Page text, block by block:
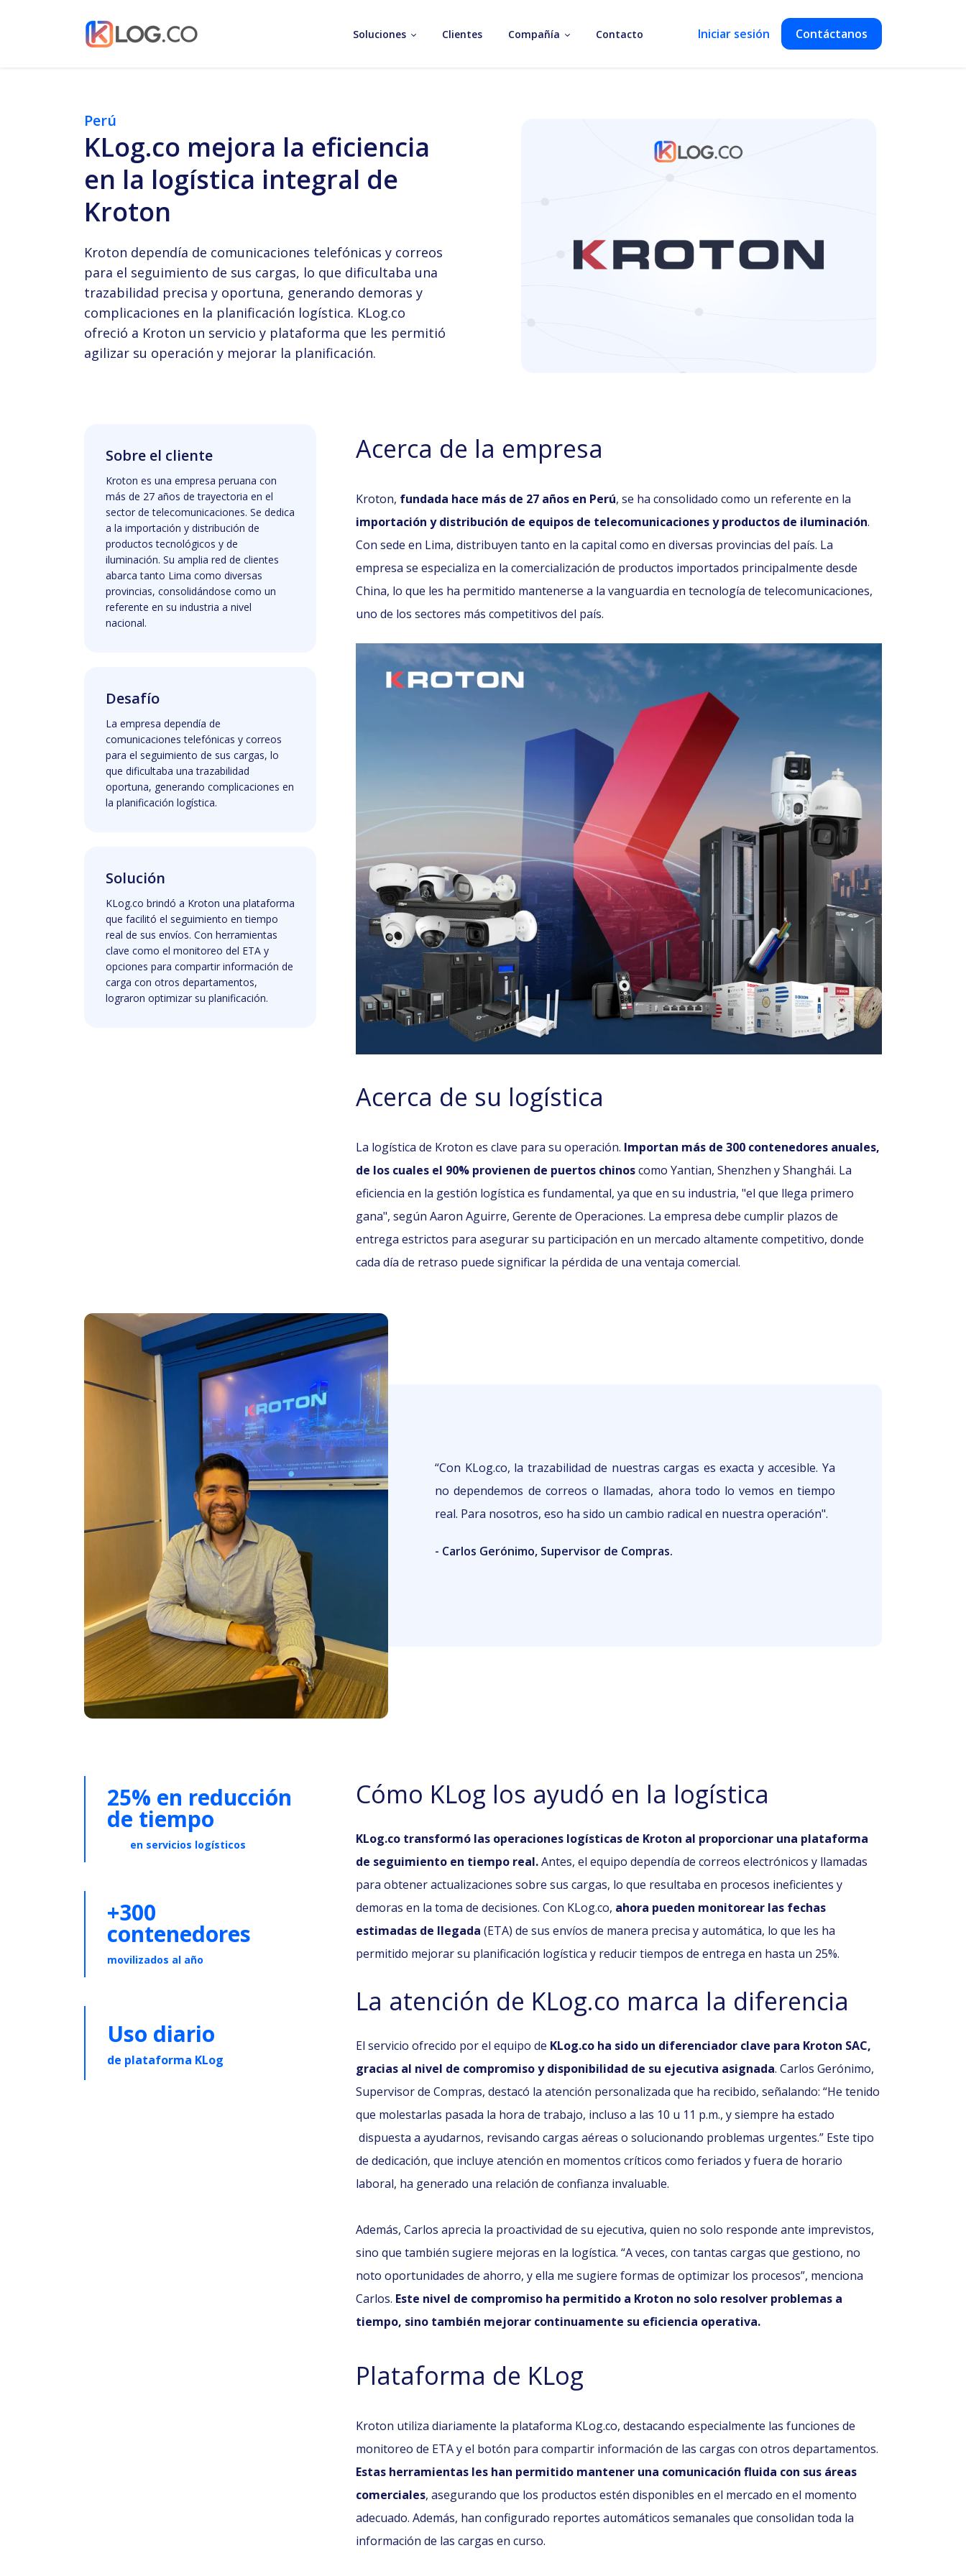
Soluciones Clientes Compañía Contacto Iniciar sesión Contáctanos
Perú
KLog.co mejora la eficiencia
en la logística integral de
Kroton
Kroton dependía de comunicaciones telefónicas y correos
para el seguimiento de sus cargas, lo que dificultaba una
trazabilidad precisa y oportuna, generando demoras y
complicaciones en la planificación logística. KLog.co
ofreció a Kroton un servicio y plataforma que les permitió
agilizar su operación y mejorar la planificación.
Sobre el cliente
Kroton es una empresa peruana con
más de 27 años de trayectoria en el
sector de telecomunicaciones. Se dedica
a la importación y distribución de
productos tecnológicos y de
iluminación. Su amplia red de clientes
abarca tanto Lima como diversas
provincias, consolidándose como un
referente en su industria a nivel
nacional.
Desafío
La empresa dependía de
comunicaciones telefónicas y correos
para el seguimiento de sus cargas, lo
que dificultaba una trazabilidad
oportuna, generando complicaciones en
la planificación logística.
Solución
KLog.co brindó a Kroton una plataforma
que facilitó el seguimiento en tiempo
real de sus envíos. Con herramientas
clave como el monitoreo del ETA y
opciones para compartir información de
carga con otros departamentos,
lograron optimizar su planificación.
Acerca de la empresa
Kroton, fundada hace más de 27 años en Perú, se ha consolidado como un referente en la
importación y distribución de equipos de telecomunicaciones y productos de iluminación.
Con sede en Lima, distribuyen tanto en la capital como en diversas provincias del país. La
empresa se especializa en la comercialización de productos importados principalmente desde
China, lo que les ha permitido mantenerse a la vanguardia en tecnología de telecomunicaciones,
uno de los sectores más competitivos del país.
Acerca de su logística
La logística de Kroton es clave para su operación. Importan más de 300 contenedores anuales,
de los cuales el 90% provienen de puertos chinoscomo Yantian, Shenzhen y Shanghái. La
eficiencia en la gestión logística es fundamental, ya que en su industria, "el que llega primero
gana", según Aaron Aguirre, Gerente de Operaciones. La empresa debe cumplir plazos de
entrega estrictos para asegurar su participación en un mercado altamente competitivo, donde
cada día de retraso puede significar la pérdida de una ventaja comercial.
“Con KLog.co, la trazabilidad de nuestras cargas es exacta y accesible. Ya
no dependemos de correos o llamadas, ahora todo lo vemos en tiempo
real. Para nosotros, eso ha sido un cambio radical en nuestra operación".
- Carlos Gerónimo, Supervisor de Compras.
25% en reducción
de tiempo
en servicios logísticos
+300
contenedores
movilizados al año
Uso diario
de plataforma KLog
Cómo KLog los ayudó en la logística
KLog.co transformó las operaciones logísticas de Kroton al proporcionar una plataforma
de seguimiento en tiempo real.Antes, el equipo dependía de correos electrónicos y llamadas
para obtener actualizaciones sobre sus cargas, lo que resultaba en procesos ineficientes y
demoras en la toma de decisiones. Con KLog.co, ahora pueden monitorear las fechas
estimadas de llegada (ETA) de sus envíos de manera precisa y automática, lo que les ha
permitido mejorar su planificación logística y reducir tiempos de entrega en hasta un 25%.
La atención de KLog.co marca la diferencia
El servicio ofrecido por el equipo de KLog.co ha sido un diferenciador clave para Kroton SAC,
gracias al nivel de compromiso y disponibilidad de su ejecutiva asignada. Carlos Gerónimo,
Supervisor de Compras, destacó la atención personalizada que ha recibido, señalando: “He tenido
que molestarlas pasada la hora de trabajo, incluso a las 10 u 11 p.m., y siempre ha estado
dispuesta a ayudarnos, revisando cargas aéreas o solucionando problemas urgentes.” Este tipo
de dedicación, que incluye atención en momentos críticos como feriados y fuera de horario
laboral, ha generado una relación de confianza invaluable.
Además, Carlos aprecia la proactividad de su ejecutiva, quien no solo responde ante imprevistos,
sino que también sugiere mejoras en la logística. “A veces, con tantas cargas que gestiono, no
noto oportunidades de ahorro, y ella me sugiere formas de optimizar los procesos”, menciona
Carlos. Este nivel de compromiso ha permitido a Kroton no solo resolver problemas a
tiempo, sino también mejorar continuamente su eficiencia operativa.
Plataforma de KLog
Kroton utiliza diariamente la plataforma KLog.co, destacando especialmente las funciones de
monitoreo de ETA y el botón para compartir información de las cargas con otros departamentos.
Estas herramientas les han permitido mantener una comunicación fluida con sus áreas
comerciales, asegurando que los productos estén disponibles en el mercado en el momento
adecuado. Además, han configurado reportes automáticos semanales que consolidan toda la
información de las cargas en curso.